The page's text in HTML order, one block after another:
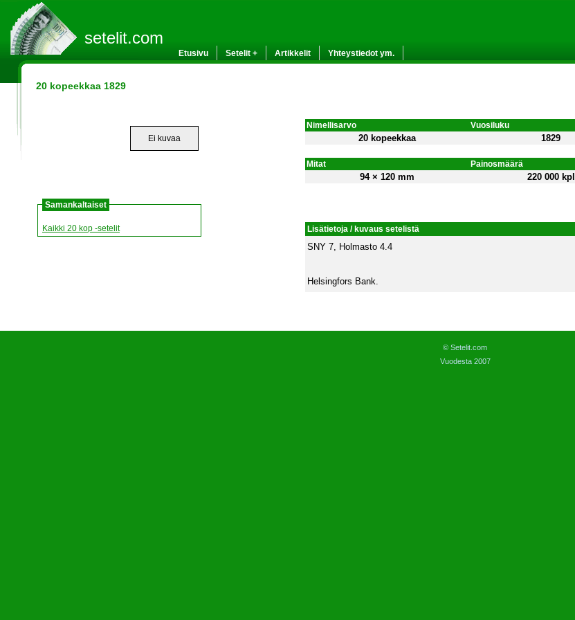
setelit.com
Etusivu Setelit + Artikkelit Yhteystiedot ym.
20 kopeekkaa 1829
Ei kuvaa
Samankaltaiset
Kaikki 20 kop -setelit
Nimellisarvo Vuosiluku
20 kopeekkaa 1829
Mitat Painosmäärä
94 × 120 mm 220 000 kpl
Lisätietoja / kuvaus setelistä
SNY 7, Holmasto 4.4
Helsingfors Bank.
© Setelit.com
Vuodesta 2007